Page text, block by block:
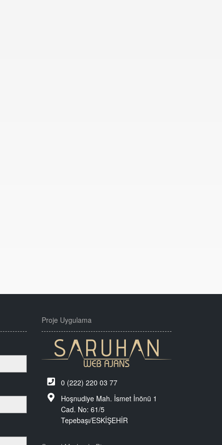
Proje Uygulama
0 (222) 220 03 77
Hoşnudiye Mah. İsmet İnönü 1
Cad. No: 61/5
Tepebaşı/ESKİŞEHİR